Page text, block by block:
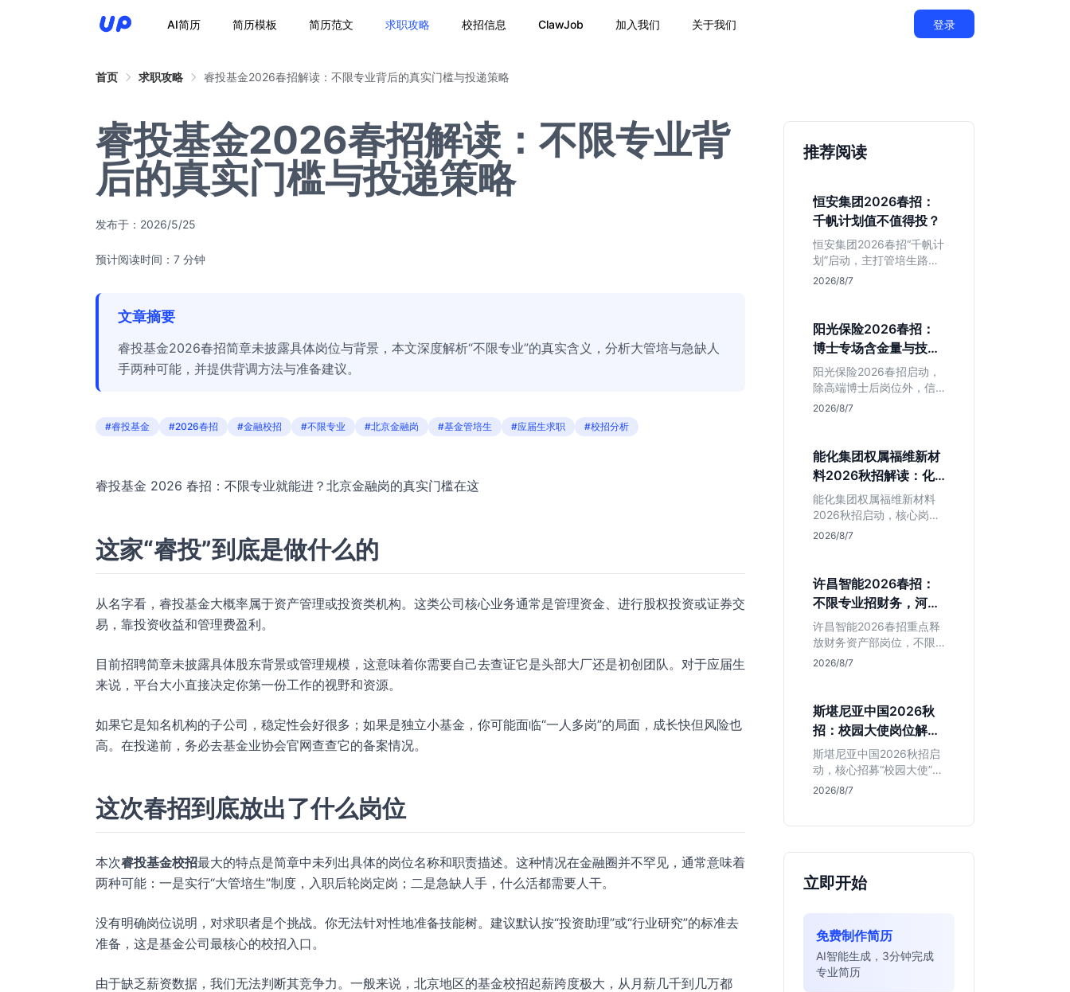
AI简历 简历模板 简历范文 求职攻略 校招信息 ClawJob 加入我们 关于我们 登录
首页 求职攻略 睿投基金2026春招解读：不限专业背后的真实门槛与投递策略
睿投基金2026春招解读：不限专业背
后的真实门槛与投递策略
发布于： 2026/5/25
预计阅读时间：7 分钟
文章摘要
睿投基金2026春招简章未披露具体岗位与背景，本文深度解析“不限专业”的真实含义，分析大管培与急缺人
手两种可能，并提供背调方法与准备建议。
#睿投基金 #2026春招 #金融校招 #不限专业 #北京金融岗 #基金管培生 #应届生求职 #校招分析
睿投基金 2026 春招：不限专业就能进？北京金融岗的真实门槛在这
这家“睿投”到底是做什么的
从名字看，睿投基金大概率属于资产管理或投资类机构。这类公司核心业务通常是管理资金、进行股权投资或证券交
易，靠投资收益和管理费盈利。
目前招聘简章未披露具体股东背景或管理规模，这意味着你需要自己去查证它是头部大厂还是初创团队。对于应届生
来说，平台大小直接决定你第一份工作的视野和资源。
如果它是知名机构的子公司，稳定性会好很多；如果是独立小基金，你可能面临“一人多岗”的局面，成长快但风险也
高。在投递前，务必去基金业协会官网查查它的备案情况。
这次春招到底放出了什么岗位
本次睿投基金校招最大的特点是简章中未列出具体的岗位名称和职责描述。这种情况在金融圈并不罕见，通常意味着
两种可能：一是实行“大管培生”制度，入职后轮岗定岗；二是急缺人手，什么活都需要人干。
没有明确岗位说明，对求职者是个挑战。你无法针对性地准备技能树。建议默认按“投资助理”或“行业研究”的标准去
准备，这是基金公司最核心的校招入口。
由于缺乏薪资数据，我们无法判断其竞争力。一般来说，北京地区的基金校招起薪跨度极大，从月薪几千到几万都
推荐阅读
恒安集团2026春招：
千帆计划值不值得投？
恒安集团2026春招“千帆计
划”启动，主打管培生路
线。本文解析老牌快消巨
限，帮你判断是否值得投
递。
2026/8/7
阳光保险2026春招：
博士专场含金量与技术
岗捡漏指南
阳光保险2026春招启动，
除高端博士后岗位外，信
息技术部释放大量Java、
技术岗需求与投递价值，
助你快速判断是否值得
投。
2026/8/7
能化集团权属福维新材
料2026秋招解读：化
工材料生必看
能化集团权属福维新材料
2026秋招启动，核心岗位
集中在福建永安。本文解
点限制，助理工科生判断
是否值得投递。
2026/8/7
许昌智能2026春招：
不限专业招财务，河南
本地生值得冲吗？
许昌智能2026春招重点释
放财务资产部岗位，不限
专业。作为河南本地老牌
在本地积累工业场景经验
的应届生。
2026/8/7
斯堪尼亚中国2026秋
招：校园大使岗位解读
与投递指南
斯堪尼亚中国2026秋招启
动，核心招募“校园大使”而
非技术管培生。本文解析
你判断是否值得投递。
2026/8/7
立即开始
免费制作简历
AI智能生成，3分钟完成
专业简历